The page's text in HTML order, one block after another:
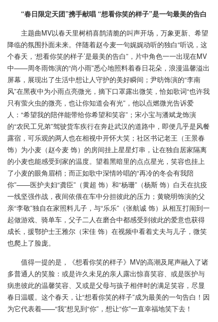
“春日限定天团”携手献唱 “想看你笑的样子”是一句最美的告白
主题曲MV以春天里树梢喜鹊清脆的叫声开场，万象更新、希望
降临的氛围扑面未来。伴随着赵今麦一句娓娓动听的独白“听说，这
个春天，‘想看你笑的样子’是最美的告白”，片中角色一一出现在MV
中——周冬雨饰演的“尚小雨”悉心地照料着春日花朵，浪漫温馨溢出
屏幕，展现出了生活中想让人守护的美好瞬间；尹昉饰演的“李南
风”在黑夜中为小雨点亮微光，摘下口罩露出微笑，恰如歌词“也许我
只有萤火虫的微亮，也让你知道会有光”，他以点燃微光告诉爱
人：“希望我的陪伴能带给你希望和笑容”；宋小宝与潘斌龙饰演
的“农民工兄弟”驾驶货车疾行在奔赴武汉的道路中，即便几乎是风餐
露宿，可乐观的两人也在相视中开怀大笑；社区书记老王（王景春
饰）为小麦（赵今麦 饰）的房间挂上星星灯串，让在独自居家隔离
的小麦也能感受到家的温度。望着黑暗里的点点星光，笑容也挂上
了小麦的眼角眉梢；而正如歌中深情吟唱的“再冷的冬会有我陪
你”——医护夫妇“龚臣”（黄超 饰）和“杨珊”（杨斯 饰）白天在抗疫
一线坚强作战，夜间依偎在车中分担彼此的压力；黄晓明饰演的父
亲“李敬”独自在家照料儿子，与“乐乐”（张航诚 饰）从相互打闹到一
起做游戏、骑单车，父子二人在磨合中都感受到彼此的爱意也获得
成长，援鄂护士王雅尔（宋佳 饰）在视频中看着丈夫与儿子，微笑
也爬上了脸庞。
值得一提的是，《想看你笑的样子》MV的高潮及尾声融入了诸
多普通人的笑脸：或是许久未见的亲人露出惊喜笑容、或是医护与
病患彼此的温馨笑容、又或是父母与孩子相伴时的满足笑容，尽显
春日温暖。这个春天，让“想看你笑的样子”成为最美的一句告白！因
为它代表着——“我”想见到“你”，想让“你”一直幸福地笑下去！